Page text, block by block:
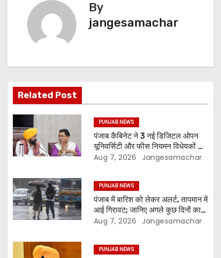
By
jangesamachar
Related Post
PUNJAB NEWS
पंजाब कैबिनेट ने 3 नई डिजिटल ओपन
यूनिवर्सिटी और फीस नियमन विधेयकों को
दी मंजूरी
Aug 7, 2026 Jangesamachar
PUNJAB NEWS
पंजाब में बारिश को लेकर अलर्ट, तापमान में
आई गिरावट; जानिए अगले कुछ दिनों का
मौसम
Aug 7, 2026 Jangesamachar
PUNJAB NEWS